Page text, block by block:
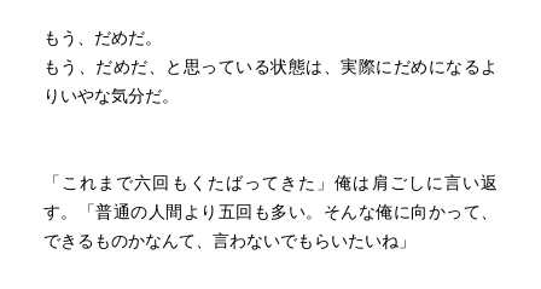
もう、だめだ。
もう、だめだ、と思っている状態は、実際にだめになるよ
りいやな気分だ。
「これまで六回もくたばってきた」俺は肩ごしに言い返
す。「普通の人間より五回も多い。そんな俺に向かって、
できるものかなんて、言わないでもらいたいね」